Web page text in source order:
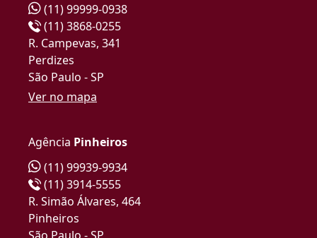
(11) 99999-0938
(11) 3868-0255
R. Campevas, 341
Perdizes
São Paulo - SP
Ver no mapa
Agência Pinheiros
(11) 99939-9934
(11) 3914-5555
R. Simão Álvares, 464
Pinheiros